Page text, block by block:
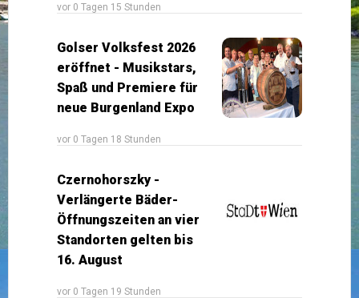
vor 0 Tagen 15 Stunden
Golser Volksfest 2026
eröffnet - Musikstars,
Spaß und Premiere für
neue Burgenland Expo
vor 0 Tagen 18 Stunden
Czernohorszky -
Verlängerte Bäder-
Öffnungszeiten an vier
Standorten gelten bis
16. August
vor 0 Tagen 19 Stunden